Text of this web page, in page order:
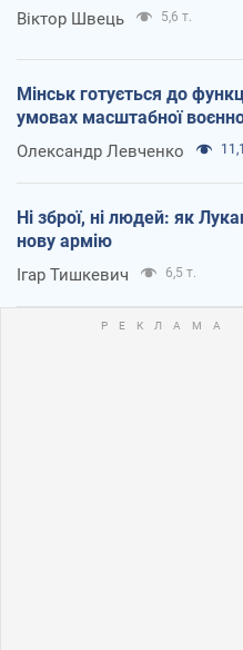
Віктор Швець 5,6 т.
Мінськ готується до
умовах масштабної
Олександр Левченко
Ні зброї, ні людей: як
нову армію
Ігар Тишкевич 6,5 т.